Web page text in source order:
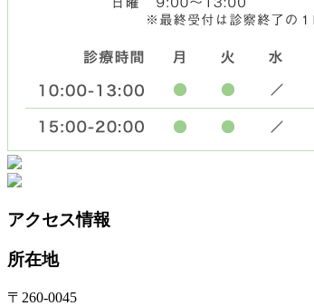
アクセス情報
所在地
〒260-0045